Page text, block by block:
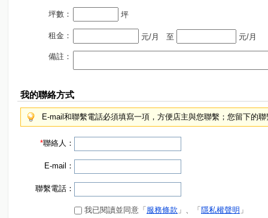
坪數： 坪
租金： 元/月 至 元/月
備註：
我的聯絡方式
E-mail和聯繫電話必須填寫一項，方便店主與您聯繫；您留下的
*聯絡人：
E-mail：
聯繫電話：
我已閱讀並同意「 服務條款 」、「 隱私權聲明 」